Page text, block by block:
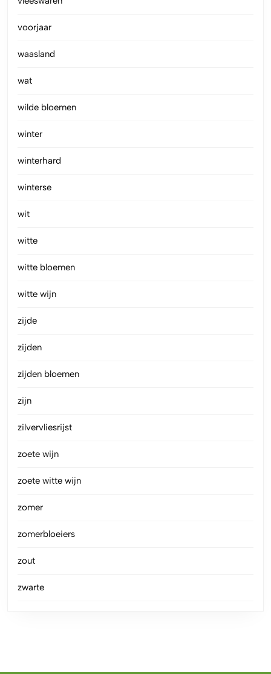
voorjaar
waasland
wat
wilde bloemen
winter
winterhard
winterse
wit
witte
witte bloemen
witte wijn
zijde
zijden
zijden bloemen
zijn
zilvervliesrijst
zoete wijn
zoete witte wijn
zomer
zomerbloeiers
zout
zwarte